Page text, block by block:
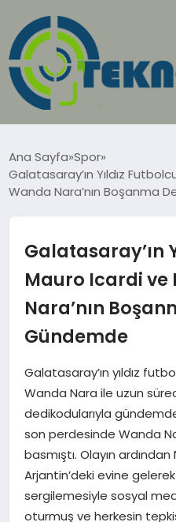
GÜNCEL
GENEL
TEKNOLOJI
YAŞAM
Ana Sayfa Spor
Galatasaray’ın Yıldız
Wanda Nara’nın Boşanma
Galatasaray’ın
Mauro Icardi ve
Nara’nın
Gündemde
Galatasaray’ın yıldız
Wanda Nara ile uzun
dedikodularıyla
son perdesinde Wanda
basmıştı. Olayın ardından
Arjantin’deki evine
sergilemesiyle sosyal
oturmuş ve herkesin